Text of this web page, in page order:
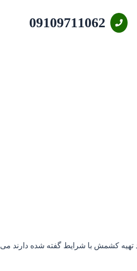
09109711062
کشمش با شرایط گفته شده دارند می